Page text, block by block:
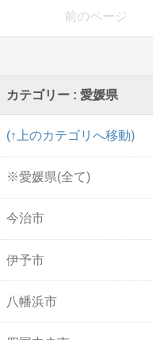
前のページ
カテゴリー : 愛媛県
(↑上のカテゴリへ移動)
※愛媛県(全て)
今治市
伊予市
八幡浜市